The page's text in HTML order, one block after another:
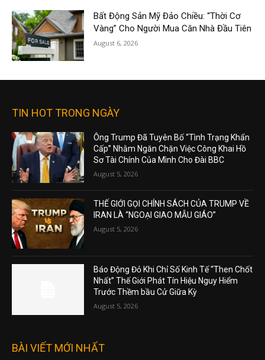
Bất Động Sản Mỹ Đảo Chiều: “Thời Cơ
Vàng” Cho Người Mua Căn Nhà Đầu Tiên
August 6, 2026
TIN HOT TRONG NGÀY
Ông Trump Đã Tuyên Bố “Tình Trạng Khẩn
Cấp” Nhằm Ngăn Chặn Việc Công Khai Hồ
Sơ Tài Chính Của Mình Cho Đài BBC
August 5, 2026
THẾ GIỚI GỌI CHÍNH SÁCH CỦA TRUMP VỀ
IRAN LÀ “NGOẠI GIAO MẪU GIÁO”
August 5, 2026
Báo Động Đỏ Khi Chỉ Số Kinh Tế “Then Chốt
Nhất” Thế Giới Phát Tín Hiệu Nguy Hiểm
Trước Thềm bầu Cử Giữa Kỳ
August 5, 2026
BÀI VIẾT MỚI NHẤT